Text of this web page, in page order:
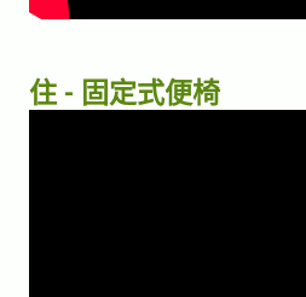
住 - 固定式便椅